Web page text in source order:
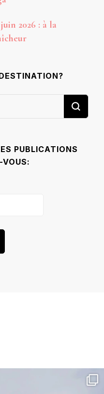
2026 : à la
PUBLICATIONS
VOUS: